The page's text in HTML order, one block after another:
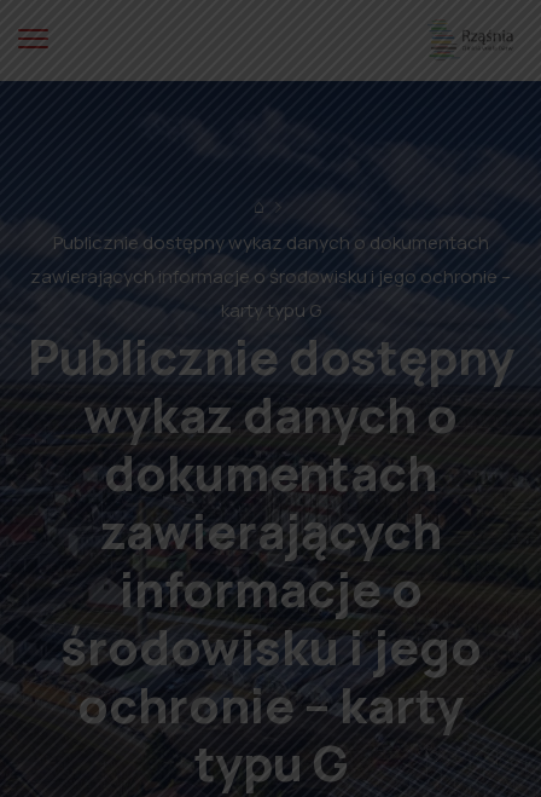
⌂
Publicznie dostępny wykaz danych o dokumentach
zawierających informacje o środowisku i jego ochronie –
karty typu G
Publicznie dostępny
wykaz danych o
dokumentach
zawierających
informacje o
środowisku i jego
ochronie – karty
typu G